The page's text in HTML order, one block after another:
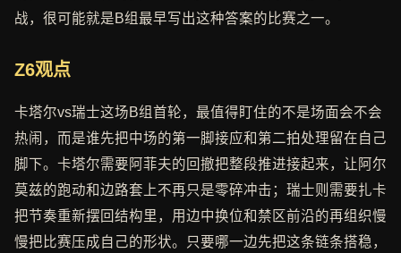
战，很可能就是B组最早写出这种答案的比赛之一。
Z6观点
卡塔尔vs瑞士这场B组首轮，最值得盯住的不是场面会不会
热闹，而是谁先把中场的第一脚接应和第二拍处理留在自己
脚下。卡塔尔需要阿菲夫的回撤把整段推进接起来，让阿尔
莫兹的跑动和边路套上不再只是零碎冲击；瑞士则需要扎卡
把节奏重新摆回结构里，用边中换位和禁区前沿的再组织慢
慢把比赛压成自己的形状。只要哪一边先把这条链条搭稳，